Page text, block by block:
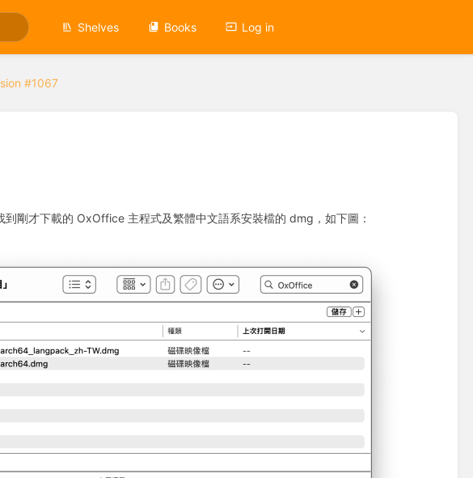
Shelves Books Log in
#1067
剛才下載的 OxOffice 主程式及繁體中文語系安裝檔的 dmg，如下圖：